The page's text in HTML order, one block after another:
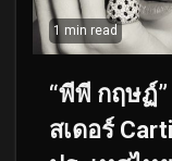
1 min read
“พีพี กฤษฏ์
สเดอร์